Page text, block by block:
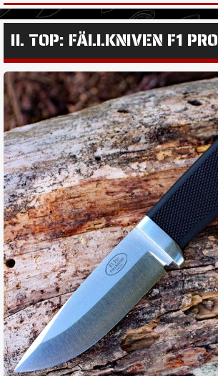
IL TOP: FÄLLKNIVEN F1 PRO